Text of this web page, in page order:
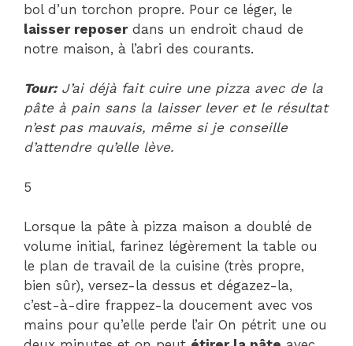
bol d’un torchon propre. Pour ce léger, le
laisser reposerdans un endroit chaud de
notre maison, à l’abri des courants.
Tour:J’ai déjà fait cuire une pizza avec de la
pâte à pain sans la laisser lever et le résultat
n’est pas mauvais, même si je conseille
d’attendre qu’elle lève.
5
Lorsque la pâte à pizza maison a doublé de
volume initial, farinez légèrement la table ou
le plan de travail de la cuisine (très propre,
bien sûr), versez-la dessus et dégazez-la,
c’est-à-dire frappez-la doucement avec vos
mains pour qu’elle perde l’air On pétrit une ou